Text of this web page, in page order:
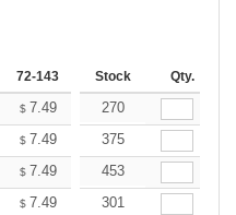
72-143 144-287 288 + More
Stock Qty.
$ 7.49 7.25
270
$ 7.49 7.25
375
$ 7.49 7.25
453
$ 7.49 7.25
301